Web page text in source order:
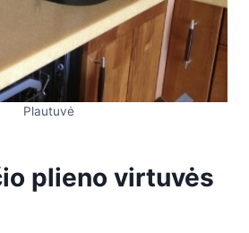
Plautuvė
plieno virtuvės